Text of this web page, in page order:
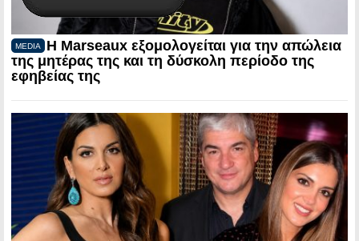
MEDIA
Η Marseaux εξομολογείται για την απώλεια
της μητέρας της και τη δύσκολη περίοδο της
εφηβείας της